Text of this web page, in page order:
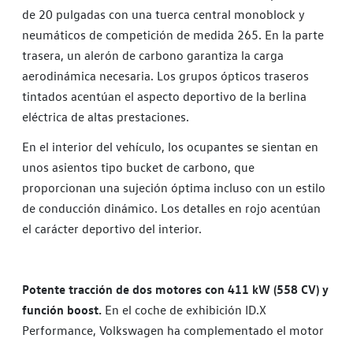
de 20 pulgadas con una tuerca central monoblock y
neumáticos de competición de medida 265. En la parte
trasera, un alerón de carbono garantiza la carga
aerodinámica necesaria. Los grupos ópticos traseros
tintados acentúan el aspecto deportivo de la berlina
eléctrica de altas prestaciones.
En el interior del vehículo, los ocupantes se sientan en
unos asientos tipo bucket de carbono, que
proporcionan una sujeción óptima incluso con un estilo
de conducción dinámico. Los detalles en rojo acentúan
el carácter deportivo del interior.
Potente tracción de dos motores con 411 kW (558 CV) y
función boost. En el coche de exhibición ID.X
Performance, Volkswagen ha complementado el motor